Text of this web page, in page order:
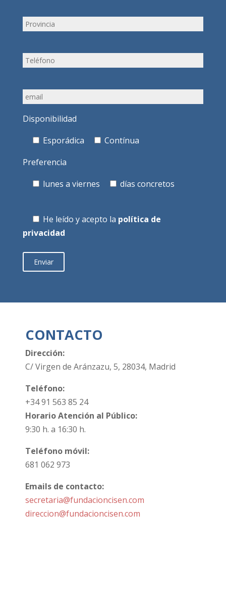
Disponibilidad
Esporádica
Contínua
Preferencia
lunes a viernes
días concretos
He leído y acepto la política de
privacidad
CONTACTO
Dirección:
C/ Virgen de Aránzazu, 5, 28034, Madrid
Teléfono:
+34 91 563 85 24
Horario Atención al Público:
9:30 h. a 16:30 h.
Teléfono móvil:
681 062 973
Emails de contacto:
secretaria@fundacioncisen.com
direccion@fundacioncisen.com